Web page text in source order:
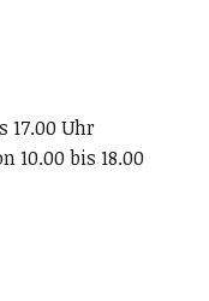
17.00 Uhr
10.00 bis 18.00